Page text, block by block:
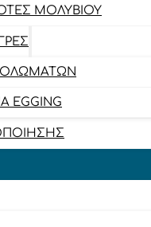
ΜΟΛΥΒΙΟΎ
EGGING